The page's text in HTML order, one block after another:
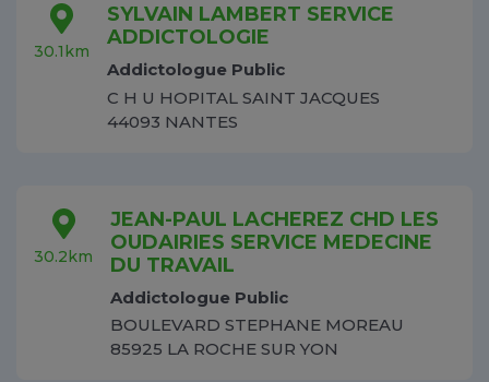
30.1km
SYLVAIN LAMBERT SERVICE
ADDICTOLOGIE
Addictologue Public
C H U HOPITAL SAINT JACQUES
44093 NANTES
30.2km
JEAN-PAUL LACHEREZ CHD LES
OUDAIRIES SERVICE MEDECINE
DU TRAVAIL
Addictologue Public
BOULEVARD STEPHANE MOREAU
85925 LA ROCHE SUR YON